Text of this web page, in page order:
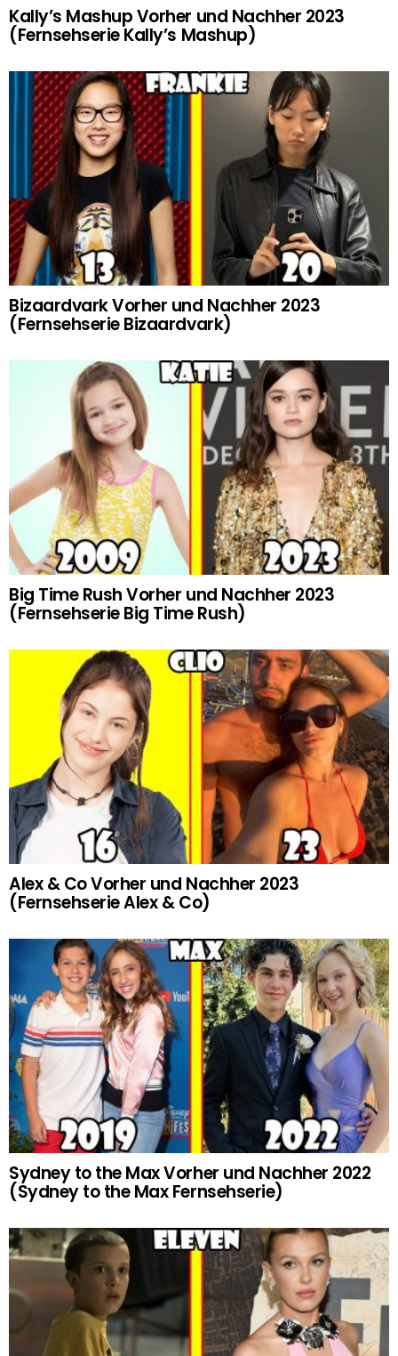
Kally’s Mashup Vorher und Nachher 2023
(Fernsehserie Kally’s Mashup)
Bizaardvark Vorher und Nachher 2023
(Fernsehserie Bizaardvark)
Big Time Rush Vorher und Nachher 2023
(Fernsehserie Big Time Rush)
Alex & Co Vorher und Nachher 2023
(Fernsehserie Alex & Co)
Sydney to the Max Vorher und Nachher 2022
(Sydney to the Max Fernsehserie)